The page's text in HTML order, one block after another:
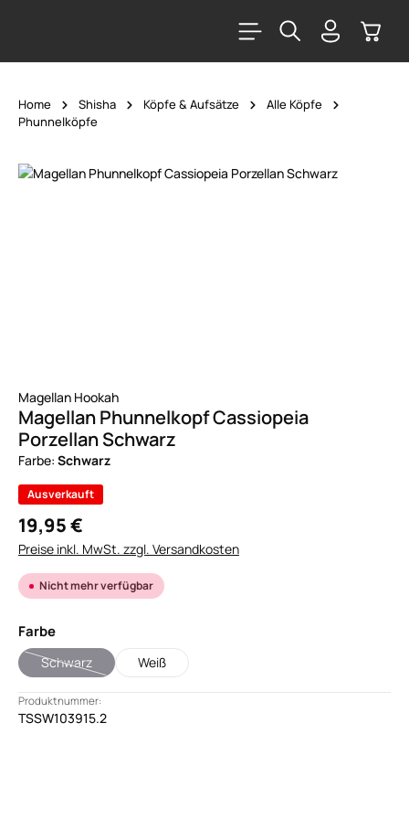
Home Shisha Köpfe & Aufsätze
Alle Köpfe
Phunnelköpfe
Bildergalerie überspringen
Magellan Hookah
Magellan Phunnelkopf Cassiopeia
Porzellan Schwarz
Farbe: Schwarz
Ausverkauft
19,95 €
Preise inkl. MwSt. zzgl. Versandkosten
Nicht mehr verfügbar
Farbeauswählen
Schwarz
(Diese Option ist zurzeit nicht verfügbar.)
Weiß
Produktnummer:
TSSW103915.2